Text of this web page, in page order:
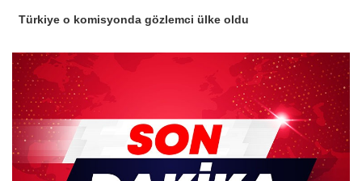
Türkiye o komisyonda gözlemci ülke oldu